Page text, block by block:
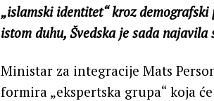
„islamski identitet“ kroz
istom duhu, Švedska je sada najavila
Ministar za integracije Mats
formira „ekspertska grupa“ koja